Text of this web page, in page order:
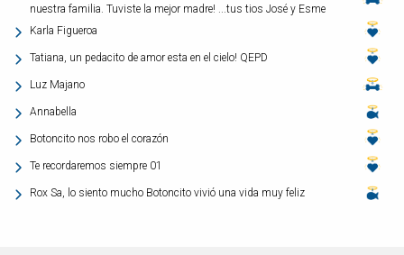
nuestra familia. Tuviste la mejor madre! ...tus tios José y Esme
Karla Figueroa
Tatiana, un pedacito de amor esta en el cielo! QEPD
Luz Majano
Annabella
Botoncito nos robo el corazón
Te recordaremos siempre 01
Rox Sa, lo siento mucho Botoncito vivió una vida muy feliz